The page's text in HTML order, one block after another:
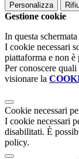
Personalizza
Gestione cookie
In questa
I cookie necessari
piattaforma e non
Per conoscere
visionare la
Cookie necessari
I cookie necessari
disabilitati. È
policy.